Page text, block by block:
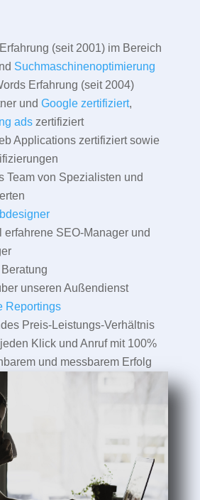
(seit 2001) im Bereich
Suchmaschinenoptimierung
Erfahrung (seit 2004)
und Google zertifiziert,
adszertifiziert
Applications zertifiziert sowie
Team von Spezialisten und
erfahrene SEO-Manager und
unseren Außendienst
Reportings
Preis-Leistungs-Verhältnis
Klick und Anruf mit 100%
und messbarem Erfolg